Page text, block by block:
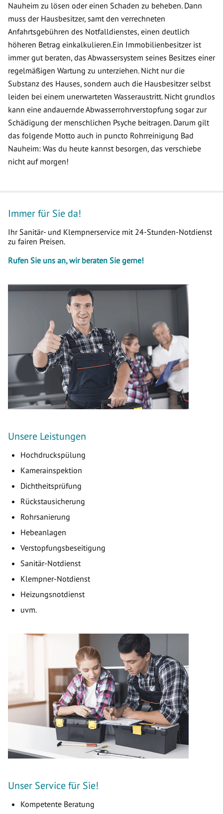
Nauheim zu lösen oder einen Schaden zu beheben. Dann
muss der Hausbesitzer, samt den verrechneten
Anfahrtsgebühren des Notfalldienstes, einen deutlich
höheren Betrag einkalkulieren.Ein Immobilienbesitzer ist
immer gut beraten, das Abwassersystem seines Besitzes einer
regelmäßigen Wartung zu unterziehen. Nicht nur die
Substanz des Hauses, sondern auch die Hausbesitzer selbst
leiden bei einem unerwarteten Wasseraustritt. Nicht grundlos
kann eine andauernde Abwasserrohrverstopfung sogar zur
Schädigung der menschlichen Psyche beitragen. Darum gilt
das folgende Motto auch in puncto Rohrreinigung Bad
Nauheim: Was du heute kannst besorgen, das verschiebe
nicht auf morgen!
Immer für Sie da!
Ihr Sanitär- und Klempnerservice mit 24-Stunden-Notdienst
zu fairen Preisen.
Rufen Sie uns an, wir beraten Sie gerne!
Unsere Leistungen
Hochdruckspülung
Kamerainspektion
Dichtheitsprüfung
Rückstausicherung
Rohrsanierung
Hebeanlagen
Verstopfungsbeseitigung
Sanitär-Notdienst
Klempner-Notdienst
Heizungsnotdienst
uvm.
Unser Service für Sie!
Kompetente Beratung